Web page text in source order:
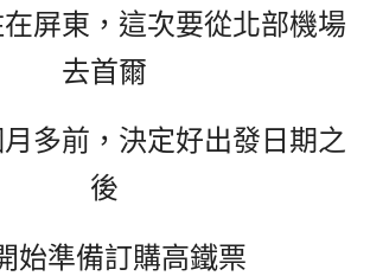
屏東，這次要從北部機場
去首爾
多前，決定好出發日期之
後
始準備訂購高鐵票